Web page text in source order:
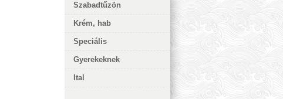
Szabadtűzön
Krém, hab
Speciális
Gyerekeknek
Ital